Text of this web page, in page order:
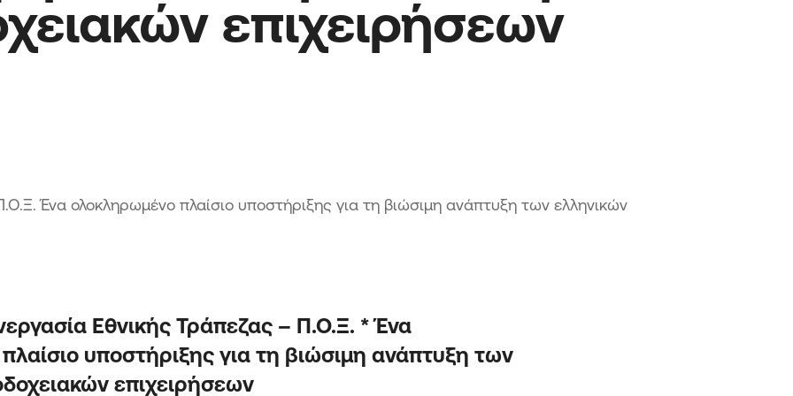
Πρόσθετα Κεφάλαια ΑΤ1
Καταστάσεις ταμειακών ροών
επιχειρήσεων
Ένα ολοκληρωμένο πλαίσιο υποστήριξης για τη βιώσιμη ανάπτυξη των ελληνικών
Εθνικής Τράπεζας – Π.Ο.Ξ. * Ένα
υποστήριξης για τη βιώσιμη ανάπτυξη των
επιχειρήσεων